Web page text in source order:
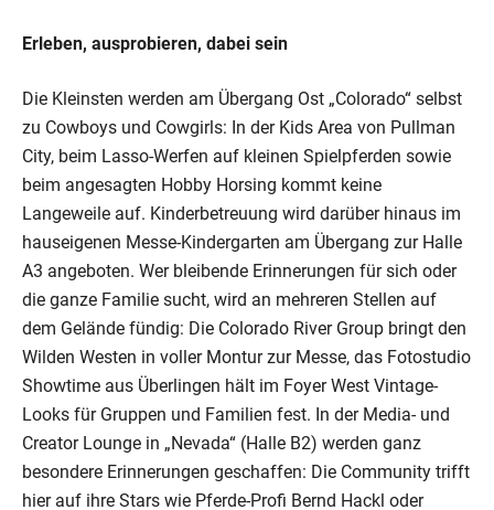
Erleben, ausprobieren, dabei sein
Die Kleinsten werden am Übergang Ost „Colorado“ selbst
zu Cowboys und Cowgirls: In der Kids Area von Pullman
City, beim Lasso-Werfen auf kleinen Spielpferden sowie
beim angesagten Hobby Horsing kommt keine
Langeweile auf. Kinderbetreuung wird darüber hinaus im
hauseigenen Messe-Kindergarten am Übergang zur Halle
A3 angeboten. Wer bleibende Erinnerungen für sich oder
die ganze Familie sucht, wird an mehreren Stellen auf
dem Gelände fündig: Die Colorado River Group bringt den
Wilden Westen in voller Montur zur Messe, das Fotostudio
Showtime aus Überlingen hält im Foyer West Vintage-
Looks für Gruppen und Familien fest. In der Media- und
Creator Lounge in „Nevada“ (Halle B2) werden ganz
besondere Erinnerungen geschaffen: Die Community trifft
hier auf ihre Stars wie Pferde-Profi Bernd Hackl oder